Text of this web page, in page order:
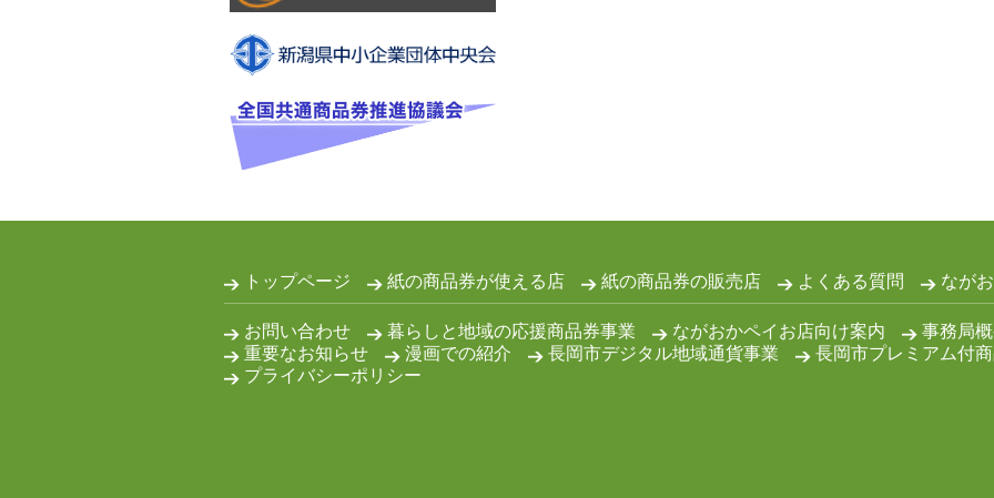
トップページ 紙の商品券が使える店 紙の商品券の販売店 よくある質問 なが
お問い合わせ 暮らしと地域の応援商品券事業 ながおかペイお店向け案内 事務局
重要なお知らせ
漫画での紹介 長岡市デジタル地域通貨事業
長岡市プレミアム付
プライバシーポリシー